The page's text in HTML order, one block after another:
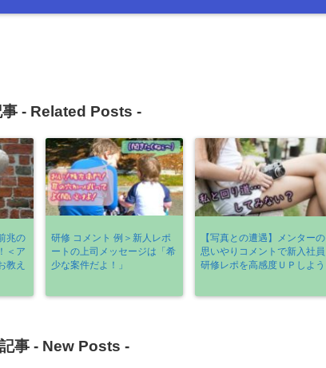
- Related Posts -
兆の
＜ア
教え
研修 コメント 例＞新人レポ
ートの上司メッセージは「希
少な案件だよ！」
【写真との遭遇】メンターの
思いやりコメントで新入社員
研修レポを高感度ＵＰしよう
事 - New Posts -